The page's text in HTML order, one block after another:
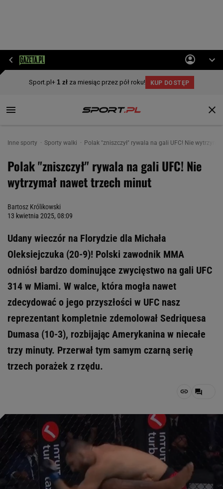
Inne sporty Sporty walki Polak "zniszczył" rywala na gali UFC! Nie
Polak "zniszczył" rywala na gali UFC! Nie
wytrzymał nawet trzech minut
Bartosz Królikowski
13 kwietnia 2025, 08:09
Udany wieczór na Florydzie dla Michała
Oleksiejczuka (20-9)! Polski zawodnik MMA
odniósł bardzo dominujące zwycięstwo na gali UFC
314 w Miami. W walce, która mogła nawet
zdecydować o jego przyszłości w UFC nasz
reprezentant kompletnie zdemolował Sedriquesa
Dumasa (10-3), rozbijając Amerykanina w niecałe
trzy minuty. Przerwał tym samym czarną serię
trzech porażek z rzędu.